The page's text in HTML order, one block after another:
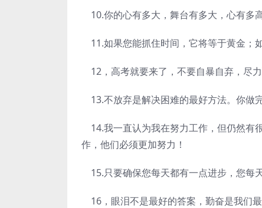
10.你的心有多大，舞台有多大，心有多
11.如果您能抓住时间，它将等于黄金；
12，高考就要来了，不要自暴自弃，尽力
13.不放弃是解决困难的最好方法。你做
14.我一直认为我在努力工作，但仍然有
作，他们必须更加努力！
15.只要确保您每天都有一点进步，您每
16，眼泪不是最好的答案，勤奋是我们最